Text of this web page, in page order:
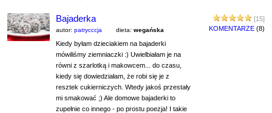
[15]
KOMENTARZE (8)
Bajaderka
autor: patrycccja dieta: wegańska
Kiedy byłam dzieciakiem na bajaderki
mówiliśmy ziemniaczki :) Uwielbiałam je na
równi z szarlotką i makowcem... do czasu,
kiedy się dowiedziałam, że robi się je z
resztek cukierniczych. Wtedy jakoś przestały
mi smakować ;) Ale domowe bajaderki to
zupełnie co innego - po prostu poezja! I takie